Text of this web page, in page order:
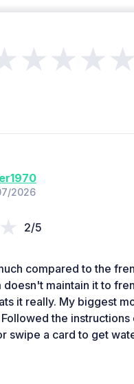
2026
2/5
compared to the
doesn't maintain it to
it really. My biggest
the
swipe a card to get